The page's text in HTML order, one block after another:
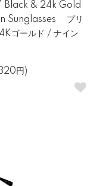
Black & 24k Gold
Sunglasses プリ
ゴールド / ナイン
円)